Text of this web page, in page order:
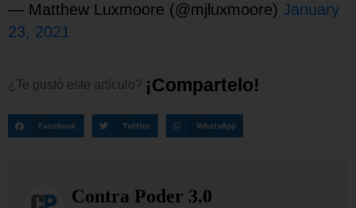
— Matthew Luxmoore (@mjluxmoore) January
23, 2021
¿Te gustó este artículo? ¡Comparte o!
Facebook Twitter WhatsApp
Contra Poder 3.0